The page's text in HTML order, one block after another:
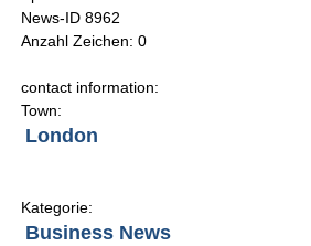
News-ID 8962
Anzahl Zeichen: 0
contact information:
Town:
London
Kategorie:
Business News